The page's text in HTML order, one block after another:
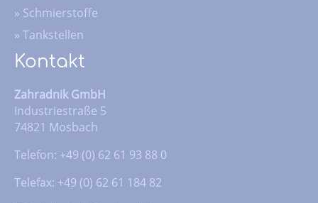
» Schmierstoffe
» Tankstellen
Kontakt
Zahradnik GmbH
Industriestraße 5
74821 Mosbach
Telefon: +49 (0) 62 61 93 88 0
Telefax: +49 (0) 62 61 184 82